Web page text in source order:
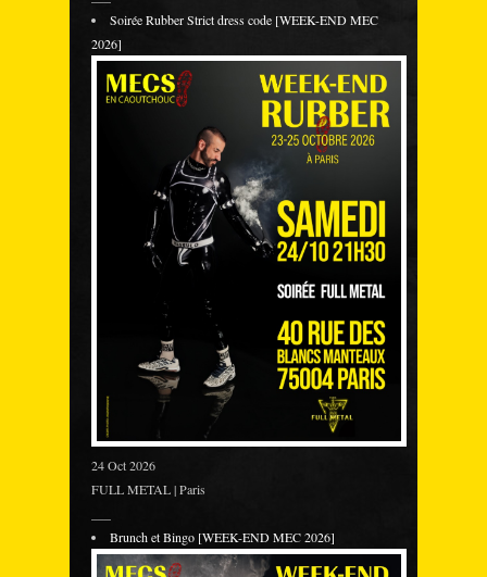
Soirée Rubber Strict dress code [WEEK-END MEC
2026]
24 Oct 2026
FULL METAL | Paris
Brunch et Bingo [WEEK-END MEC 2026]